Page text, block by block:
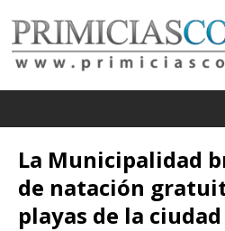
La Municipalidad
de natación
playas de la ciudad